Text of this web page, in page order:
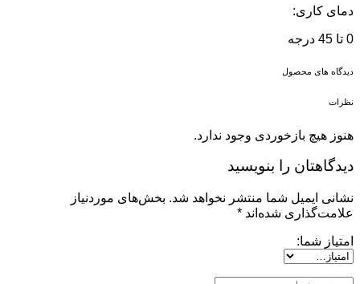
دمای کاری:
0 تا 45 درجه
دیدگاه های محصول
نظرات
هنوز هیچ بازخوردی وجود ندارد.
دیدگاهتان را بنویسید
نشانی ایمیل شما منتشر نخواهد شد. بخش‌های موردنیاز
علامت‌گذاری شده‌اند *
امتیاز شما: